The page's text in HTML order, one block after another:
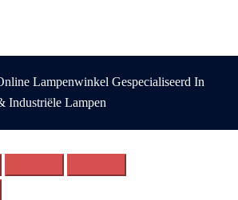
Lampenwinkel Gespecialiseerd In
Industriële Lampen